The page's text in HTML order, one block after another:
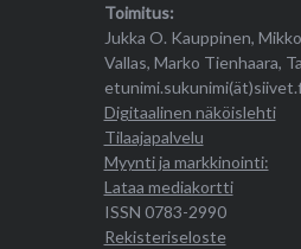
Toimitus:
Jukka O. Kauppinen,
Vallas, Marko Tienhaara,
Digitaalinen näköislehti
Tilaajapalvelu
Myynti ja markkinointi:
Lataa mediakortti
ISSN 0783-2990
Rekisteriseloste